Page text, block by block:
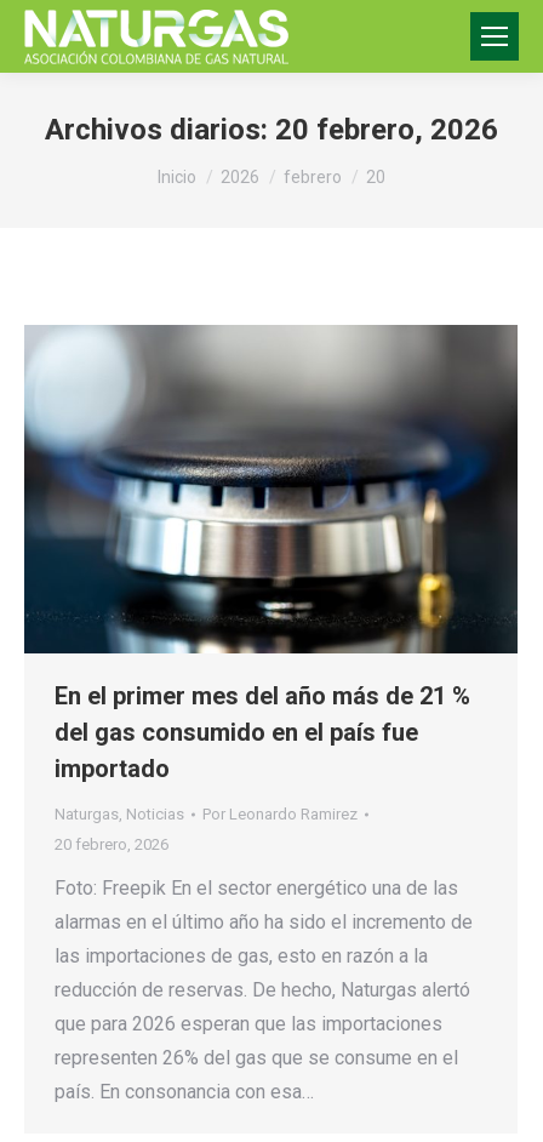
Archivos diarios: 20 febrero, 2026
Estás aquí:
Inicio 2026 febrero 20
En el primer mes del año más de 21 %
del gas consumido en el país fue
importado
Naturgas, Noticias Por Leonardo Ramirez
20 febrero, 2026
Foto: Freepik En el sector energético una de las
alarmas en el último año ha sido el incremento de
las importaciones de gas, esto en razón a la
reducción de reservas. De hecho, Naturgas alertó
que para 2026 esperan que las importaciones
representen 26% del gas que se consume en el
país. En consonancia con esa…